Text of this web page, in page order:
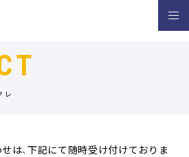
レ
は、下記にて随時受け付けておりま